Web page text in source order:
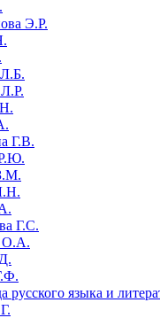
Э.Р.
Г.В.
Г.С.
О.А.
русского языка и